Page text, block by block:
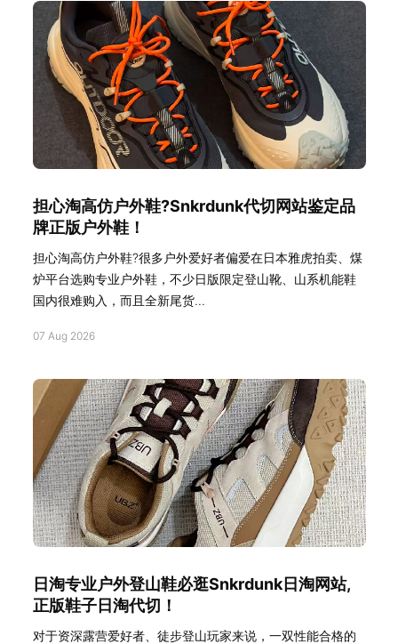
担心淘高仿户外鞋?Snkrdunk代切网站鉴定品
牌正版户外鞋！
担心淘高仿户外鞋?很多户外爱好者偏爱在日本雅虎拍卖、煤
炉平台选购专业户外鞋，不少日版限定登山靴、山系机能鞋
国内很难购入，而且全新尾货...
07 Aug 2026
日淘专业户外登山鞋必逛Snkrdunk日淘网站,
正版鞋子日淘代切！
对于资深露营爱好者、徒步登山玩家来说，一双性能合格的